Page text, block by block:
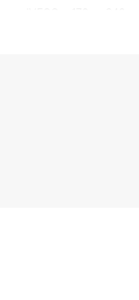
F4AE0481,
FZB1877LW,